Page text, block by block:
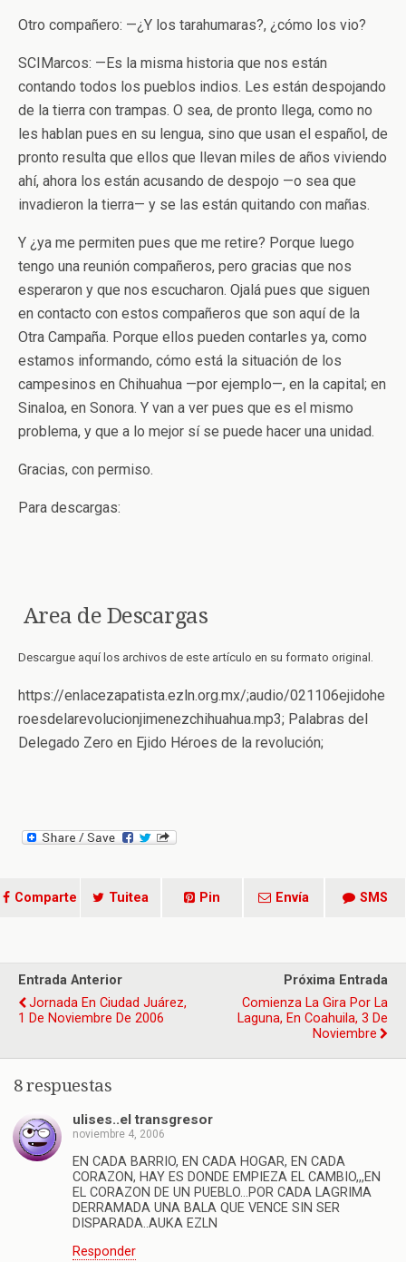
Otro compañero: —¿Y los tarahumaras?, ¿cómo los vio?
SCIMarcos: —Es la misma historia que nos están
contando todos los pueblos indios. Les están despojando
de la tierra con trampas. O sea, de pronto llega, como no
les hablan pues en su lengua, sino que usan el español, de
pronto resulta que ellos que llevan miles de años viviendo
ahí, ahora los están acusando de despojo —o sea que
invadieron la tierra— y se las están quitando con mañas.
Y ¿ya me permiten pues que me retire? Porque luego
tengo una reunión compañeros, pero gracias que nos
esperaron y que nos escucharon. Ojalá pues que siguen
en contacto con estos compañeros que son aquí de la
Otra Campaña. Porque ellos pueden contarles ya, como
estamos informando, cómo está la situación de los
campesinos en Chihuahua —por ejemplo—, en la capital; en
Sinaloa, en Sonora. Y van a ver pues que es el mismo
problema, y que a lo mejor sí se puede hacer una unidad.
Gracias, con permiso.
Para descargas:
Area de Descargas
Descargue aquí los archivos de este artículo en su formato original.
https://enlacezapatista.ezln.org.mx/;audio/021106ejidohe
roesdelarevolucionjimenezchihuahua.mp3; Palabras del
Delegado Zero en Ejido Héroes de la revolución;
Comparte Tuitea Pin Envía SMS
Entrada Anterior
Jornada En Ciudad Juárez,
1 De Noviembre De 2006
Próxima Entrada
Comienza La Gira Por La
Laguna, En Coahuila, 3 De
Noviembre
8 respuestas
ulises..el transgresor
noviembre 4, 2006
EN CADA BARRIO, EN CADA HOGAR, EN CADA
CORAZON, HAY ES DONDE EMPIEZA EL CAMBIO,,,EN
EL CORAZON DE UN PUEBLO…POR CADA LAGRIMA
DERRAMADA UNA BALA QUE VENCE SIN SER
DISPARADA..AUKA EZLN
Responder